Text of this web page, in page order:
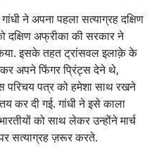
ने अपना पहला सत्याग्रह दक्षिण
अफ्रीका की सरकार ने
इसके तहत ट्रांसवल इलाक़े के
अपने फिंगर प्रिंट्स देने थे,
परिचय पत्र को हमेशा साथ रखने
कर दी गई. गांधी ने इसे काला
को साथ लेकर उन्होंने मार्च
सत्याग्रह ज़रूर करते.